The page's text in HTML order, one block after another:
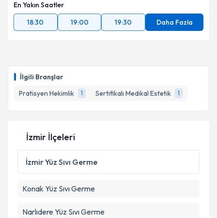
İlgili Branşlar
Pratisyen Hekimlik
1 Sertifikalı Medikal Estetik 1
En Yakın Saatler
18:30
19:00 19:30 Daha Fazla
İzmir İlçeleri
İzmirYüz Sıvı Germe
Konak Yüz Sıvı Germe
Narlıdere Yüz Sıvı Germe